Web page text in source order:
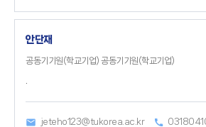
안단재
공동기기원(학교기업) 공동기기원(학교기업)
jeteho123@tukorea.ac.kr